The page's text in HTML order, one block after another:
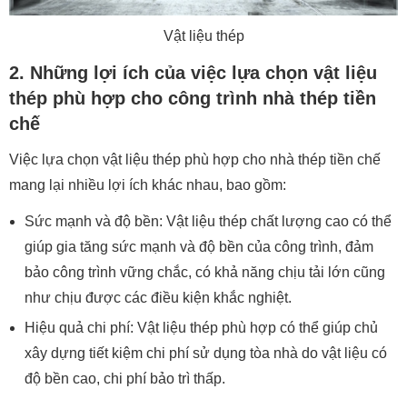
Vật liệu thép
2. Những lợi ích của việc lựa chọn vật liệu
thép phù hợp cho công trình nhà thép tiền
chế
Việc lựa chọn vật liệu thép phù hợp cho nhà thép tiền chế
mang lại nhiều lợi ích khác nhau, bao gồm:
Sức mạnh và độ bền: Vật liệu thép chất lượng cao có thể
giúp gia tăng sức mạnh và độ bền của công trình, đảm
bảo công trình vững chắc, có khả năng chịu tải lớn cũng
như chịu được các điều kiện khắc nghiệt.
Hiệu quả chi phí: Vật liệu thép phù hợp có thể giúp chủ
xây dựng tiết kiệm chi phí sử dụng tòa nhà do vật liệu có
độ bền cao, chi phí bảo trì thấp.